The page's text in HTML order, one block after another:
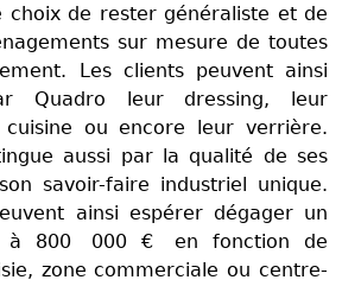
choix de rester généraliste et de
sur mesure de toutes
Les clients peuvent ainsi
Quadro leur dressing, leur
cuisine ou encore leur verrière.
aussi par la qualité de ses
savoir-faire industriel unique.
ainsi espérer dégager un
à 800 000 € en fonction de
zone commerciale ou centre-